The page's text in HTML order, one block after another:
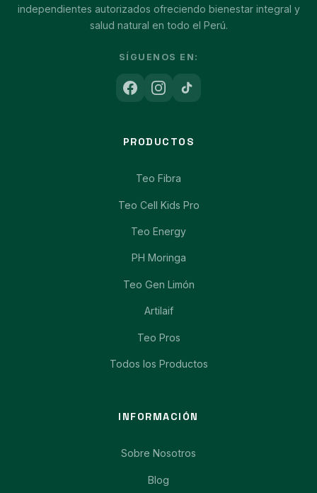
independientes autorizados ofreciendo bienestar integral y
salud natural en todo el Perú.
SÍGUENOS EN:
PRODUCTOS
Teo Fibra
Teo Cell Kids Pro
Teo Energy
PH Moringa
Teo Gen Limón
Artilaif
Teo Pros
Todos los Productos
INFORMACIÓN
Sobre Nosotros
Blog